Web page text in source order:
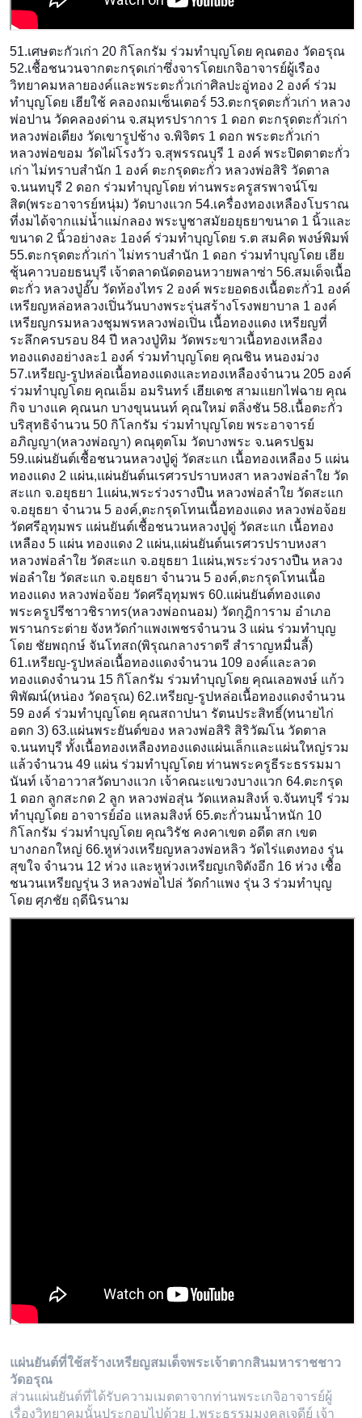
51.เศษตะกัวเก่า 20 กิโลกรัม ร่วมทำบุญโดย คุณตอง วัดอรุณ
52.เชื้อชนวนจากตะกรุดเก่าซึ่งจารโดยเกจิอาจารย์ผู้เรือง
วิทยาคมหลายองค์และพระตะกั่วเก่าศิลปะอู่ทอง 2 องค์ ร่วม
ทำบุญโดย เฮียใช้ คลองถมเซ็นเตอร์ 53.ตะกรุดตะกั่วเก่า หลวง
พ่อปาน วัดคลองด่าน จ.สมุทรปราการ 1 ดอก ตะกรุดตะกั่วเก่า
หลวงพ่อเตียง วัดเขารูปช้าง จ.พิจิตร 1 ดอก พระตะกั่วเก่า
หลวงพ่อขอม วัดไผ่โรงวัว จ.สุพรรณบุรี 1 องค์ พระปิดตาตะกั่ว
เก่า ไม่ทราบสำนัก 1 องค์ ตะกรุดตะกั่ว หลวงพ่อสิริ วัดตาล
จ.นนทบุรี 2 ดอก ร่วมทำบุญโดย ท่านพระครูสรพาจน์โฆ
สิต(พระอาจารย์หนุ่ม) วัดบางแวก 54.เครื่องทองเหลืองโบราณ
ที่งมได้จากแม่นํ้าแม่กลอง พระบูชาสมัยอยุธยาขนาด 1 นิ้วและ
ขนาด 2 นิ้วอย่างละ 1องค์ ร่วมทำบุญโดย ร.ต สมคิด พงษ์พิมพ์
55.ตะกรุดตะกั่วเก่า ไม่ทราบสำนัก 1 ดอก ร่วมทำบุญโดย เฮีย
ชุ้นคาวบอยธนบุรี เจ้าตลาดนัดดอนหวายพลาซ่า 56.สมเด็จเนื้อ
ตะกั่ว หลวงปู่อั๊บ วัดท้องไทร 2 องค์ พระยอดธงเนื้อตะกั่ว1 องค์
เหรียญหล่อหลวงเปิ่นวันบางพระรุ่นสร้างโรงพยาบาล 1 องค์
เหรียญกรมหลวงชุมพรหลวงพ่อเปิ่น เนื้อทองแดง เหรียญที่
ระลึกครบรอบ 84 ปี หลวงปู่ทิม วัดพระขาวเนื้อทองเหลือง
ทองแดงอย่างละ1 องค์ ร่วมทำบุญโดย คุณชิน หนองม่วง
57.เหรียญ-รูปหล่อเนื้อทองแดงและทองเหลืองจำนวน 205 องค์
ร่วมทำบุญโดย คุณเอ็ม อมรินทร์ เฮียเดช สามแยกไฟฉาย คุณ
กิจ บางแค คุณนก บางขุนนนท์ คุณใหม่ ตลิ่งชัน 58.เนื้อตะกั่ว
บริสุทธิจำนวน 50 กิโลกรัม ร่วมทำบุญโดย พระอาจารย์
อภิญญา(หลวงพ่อญา) คณุตุตโม วัดบางพระ จ.นครปฐม
59.แผ่นยันต์เชื้อชนวนหลวงปู่ดู่ วัดสะแก เนื้อทองเหลือง 5 แผ่น
ทองแดง 2 แผ่น,แผ่นยันต์นเรศวรปราบหงสา หลวงพ่อลำใย วัด
สะแก จ.อยุธยา 1แผ่น,พระร่วงรางปืน หลวงพ่อลำใย วัดสะแก
จ.อยุธยา จำนวน 5 องค์,ตะกรุดโทนเนื้อทองแดง หลวงพ่อจ้อย
วัดศรีอุทุมพร แผ่นยันต์เชื้อชนวนหลวงปู่ด ู่ วัดสะแก เนื้อทอง
เหลือง 5 แผ่น ทองแดง 2 แผ่น,แผ่นยันต์นเรศวรปราบหงสา
หลวงพ่อลำใย วัดสะแก จ.อยุธยา 1แผ่น,พระร่วงรางปืน หลวง
พ่อลำใย วัดสะแก จ.อยุธยา จำนวน 5 องค์,ตะกรุดโทนเนื้อ
ทองแดง หลวงพ่อจ้อย วัดศรีอุทุมพร 60.แผ่นยันต์ทองแดง
พระครูปรีชาวชิราทร(หลวงพ่อถนอม) วัดกุฎิการาม อำเภอ
พรานกระต่าย จังหวัดกำแพงเพชรจำนวน 3 แผ่น ร่วมทำบุญ
โดย ชัยพฤกษ์ จันโทสถ(พิรุณกลางราตรี สำราญหมื่นลี้)
61.เหรียญ-รูปหล่อเนื้อทองแดงจำนวน 109 องค์และลวด
ทองแดงจำนวน 15 กิโลกรัม ร่วมทำบุญโดย คุณเลอพงษ์ แก้ว
พิพัฒน์(หน่อง วัดอรุณ) 62.เหรียญ-รูปหล่อเนื้อทองแดงจำนวน
59 องค์ ร่วมทำบุญโดย คุณสถาปนา รัตนประสิทธิ์(ทนายไก่
อตก 3) 63.แผ่นพระยันต์ของ หลวงพ่อสิริ สิริวัฒโน วัดตาล
จ.นนทบุรี ทั้งเนื้อทองเหลืองทองแดงแผ่นเล็กและแผ่นใหญ่รวม
แล้วจำนวน 49 แผ่น ร่วมทำบุญโดย ท่านพระครูธีระธรรมมา
นันท์ เจ้าอาวาสวัดบางแวก เจ้าคณะแขวงบางแวก 64.ตะกรุด
1 ดอก ลูกสะกด 2 ลูก หลวงพ่อสุ่น วัดแหลมสิงห์ จ.จันทบุรี ร่วม
ทำบุญโดย อาจารย์อ๋อ แหลมสิงห์ 65.ตะกั่วนมน้ำหนัก 10
กิโลกรัม ร่วมทำบุญโดย คุณวิรัช คงคาเขต อดีต สก เขต
บางกอกใหญ่ 66.หูห่วงเหรียญหลวงพ่อหลิว วัดไร่แตงทอง รุ่น
สุขใจ จำนวน 12 ห่วง และหูห่วงเหรียญเกจิดังอีก 16 ห่วง เชื้อ
ชนวนเหรียญรุ่น 3 หลวงพ่อไปล่ วัดกำแพง รุ่น 3 ร่วมทำบุญ
โดย ศุภชัย ฤดีนิรนาม
แผ่นยันต์ที่ใช้สร้างเหรียญสมเด็จพระเจ้าตากสินมหาราชชาว
วัดอรุณ
ส่วนแผ่นยันต์ที่ได้รับความเมตตาจากท่านพระเกจิอาจารย์ผู้
เรื่องวิทยาคมนั้นประกอบไปด้วย 1.พระธรรมมงคลเจดีย์ เจ้า